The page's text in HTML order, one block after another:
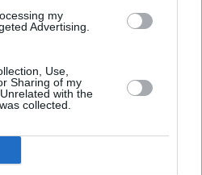
my
Advertising.
Use,
Sharing of my
with the
collected.